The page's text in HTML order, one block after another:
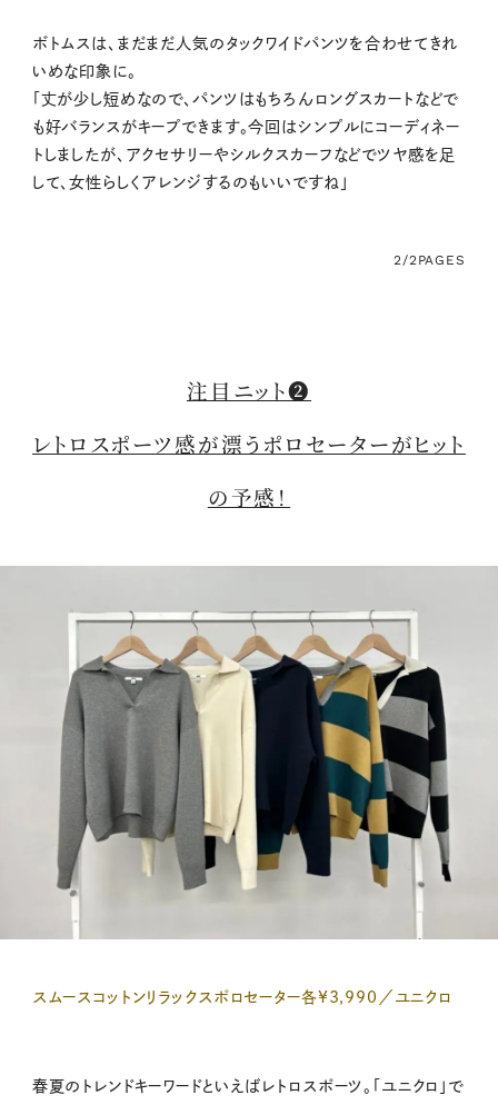
ボトムスは、まだまだ人気のタックワイドパンツを合わせてきれ
いめな印象に。
「丈が少し短めなので、パンツはもちろんロングスカートなどで
も好バランスがキープできます。今回はシンプルにコーディネー
トしましたが、アクセサリーやシルクスカーフなどでツヤ感を足
して、女性らしくアレンジするのもいいですね」
2/2PAGES
注目ニット❷
レトロスポーツ感が漂うポロセーターがヒット
の予感！
スムースコットンリラックスポロセーター各¥3,990／ユニクロ
春夏のトレンドキーワードといえばレトロスポーツ。「ユニクロ」で